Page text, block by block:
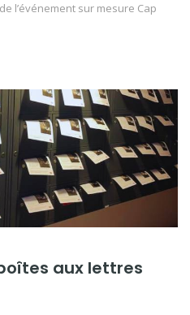
l’événement sur mesure Cap
aux lettres